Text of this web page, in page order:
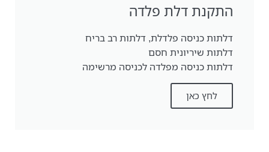
התקנת דלת פלדה
דלתות כניסה פלדלת, דלתות רב בריח
דלתות שיריונית חסם
דלתות כניסה מפלדה לכניסה מרשימה
לחץ כאן